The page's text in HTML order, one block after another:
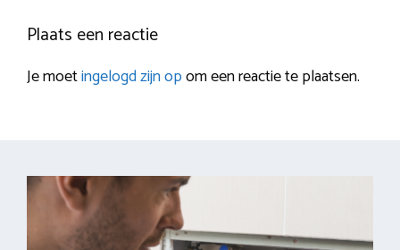
Plaats een reactie
Je moetingelogd zijn opom een reactie te plaatsen.